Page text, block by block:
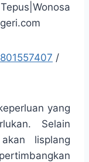
/
yang
Selain
lisplang